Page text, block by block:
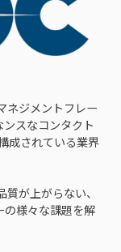
ネジメントフレー
スなコンタクト
成されている業界
が上がらない、
の様々な課題を解